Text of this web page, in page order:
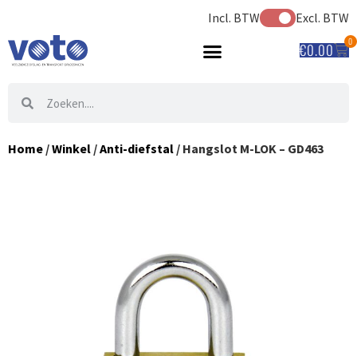
Incl. BTW Excl. BTW
€0.00 0
Home /Winkel /Anti-diefstal / Hangslot M-LOK – GD463